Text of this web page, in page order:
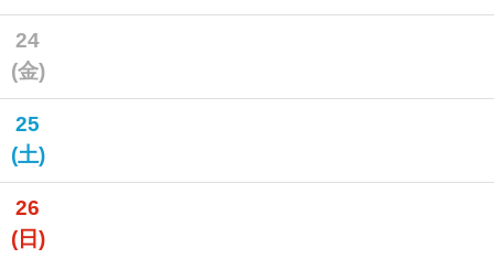
24
(金)
25
(土)
26
(日)